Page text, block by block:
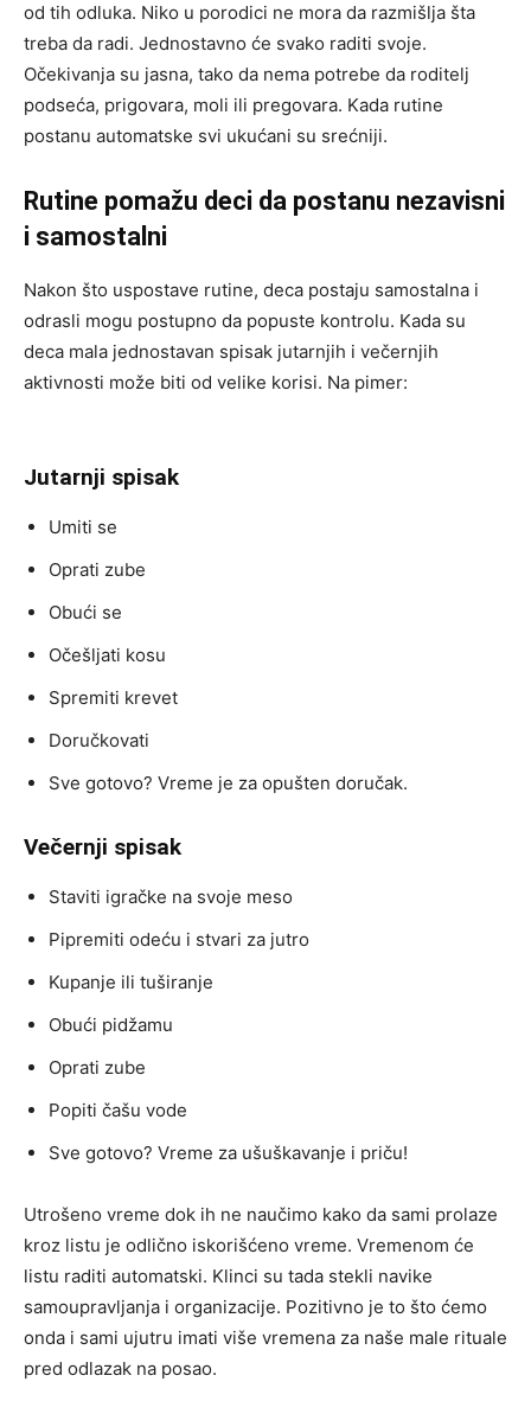
od tih odluka. Niko u porodici ne mora da razmišlja šta
treba da radi. Jednostavno će svako raditi svoje.
Očekivanja su jasna, tako da nema potrebe da roditelj
podseća, prigovara, moli ili pregovara. Kada rutine
postanu automatske svi ukućani su srećniji.
Rutine pomažu deci da postanu nezavisni
i samostalni
Nakon što uspostave rutine, deca postaju samostalna i
odrasli mogu postupno da popuste kontrolu. Kada su
deca mala jednostavan spisak jutarnjih i večernjih
aktivnosti može biti od velike korisi. Na pimer:
Jutarnji spisak
Umiti se
Oprati zube
Obući se
Očešljati kosu
Spremiti krevet
Doručkovati
Sve gotovo? Vreme je za opušten doručak.
Večernji spisak
Staviti igračke na svoje meso
Pipremiti odeću i stvari za jutro
Kupanje ili tuširanje
Obući pidžamu
Oprati zube
Popiti čašu vode
Sve gotovo? Vreme za ušuškavanje i priču!
Utrošeno vreme dok ih ne naučimo kako da sami prolaze
kroz listu je odlično iskorišćeno vreme. Vremenom će
listu raditi automatski. Klinci su tada stekli navike
samoupravljanja i organizacije. Pozitivno je to što ćemo
onda i sami ujutru imati više vremena za naše male rituale
pred odlazak na posao.